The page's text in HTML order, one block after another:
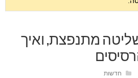
מתנפצת, ואיך
חדשות